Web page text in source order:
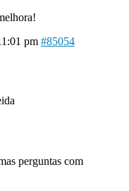
pm #85054
perguntas com